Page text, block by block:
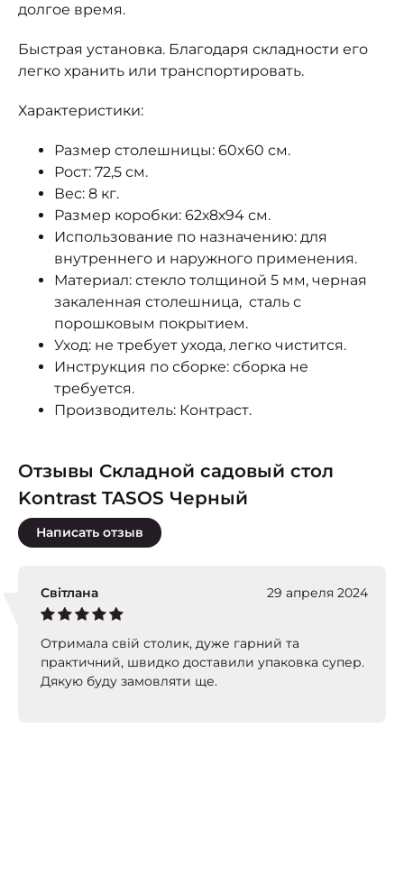
долгое время.
Быстрая установка. Благодаря складности его
легко хранить или транспортировать.
Характеристики:
Размер столешницы: 60x60 см.
Рост: 72,5 см.
Вес: 8 кг.
Размер коробки: 62х8х94 см.
Использование по назначению: для
внутреннего и наружного применения.
Материал: стекло толщиной 5 мм, черная
закаленная столешница, сталь с
порошковым покрытием.
Уход: не требует ухода, легко чистится.
Инструкция по сборке: сборка не
требуется.
Производитель: Контраст.
Отзывы Складной садовый стол
Kontrast TASOS Черный
Написать отзыв
Світлана 29 апреля 2024
Отримала свій столик, дуже гарний та
практичний, швидко доставили упаковка супер.
Дякую буду замовляти ще.